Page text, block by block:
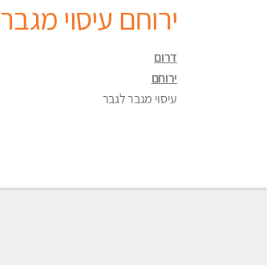
ירוחם עיסוי
דרום
ירוחם
עיסוי מגבר לגבר